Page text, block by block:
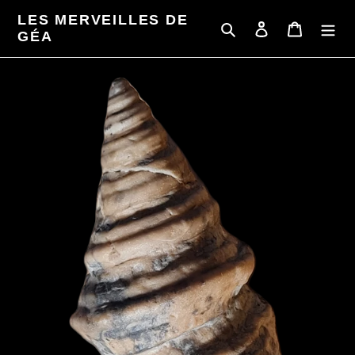
contenu
LES MERVEILLES DE
GÉA
RechercherSe connecter
Panier